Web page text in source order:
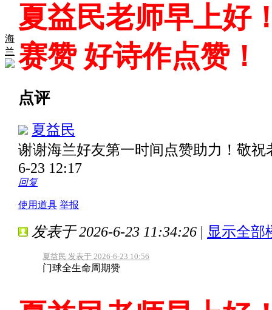
海
兰
夏益民老师早上好
赛赞 好诗作点赞！
点评
夏益民
谢谢海兰好友第一时间点赞助力！敬
6-23 12:17
回复
使用道具 举报
发表于 2026-6-23 11:34:26 | 显示全部
夏益民 发表于 2026-6-23 10:56
门球全生命周期赞